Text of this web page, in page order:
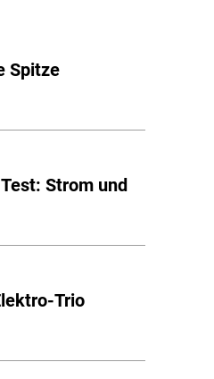
Spitze
Strom und
Trio